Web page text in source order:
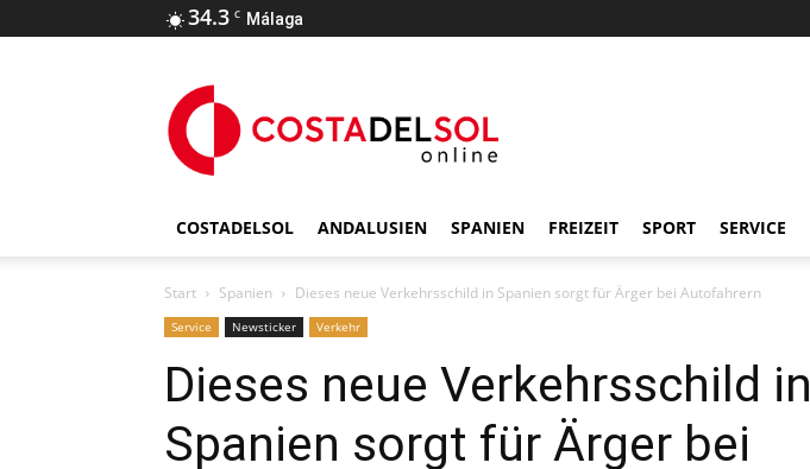
34.3 C Málaga
COSTADELSOL ANDALUSIEN SPANIEN FREIZEIT SPORT SERVICE
Start Spanien Dieses neue Verkehrsschild in Spanien sorgt für Ärger bei Autofahrern
Service Newsticker Verkehr
Dieses neue Verkehrsschild in
Spanien sorgt für Ärger bei